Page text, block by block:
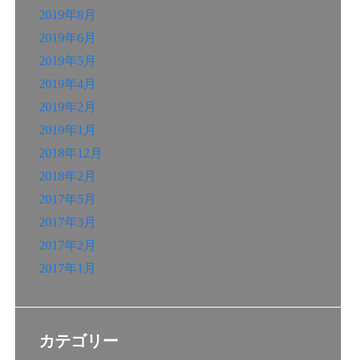
2019年8月
2019年6月
2019年5月
2019年4月
2019年2月
2019年1月
2018年12月
2018年2月
2017年5月
2017年3月
2017年2月
2017年1月
カテゴリー